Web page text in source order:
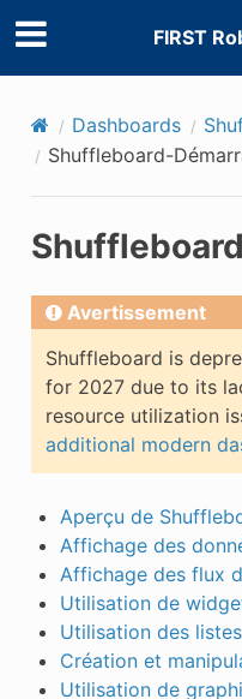
FIRST
Dashboards
Shuffleboard-
Avertissement
Shuffleboard is
for 2027 due to its
resource utilization
additional modern
Aperçu de
Affichage des
Affichage des flux
Utilisation de
Utilisation des listes
Création et
Utilisation de